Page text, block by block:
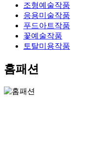
조형예술작품
응용미술작품
푸드아트작품
꽃예술작품
토탈미용작품
홈패션